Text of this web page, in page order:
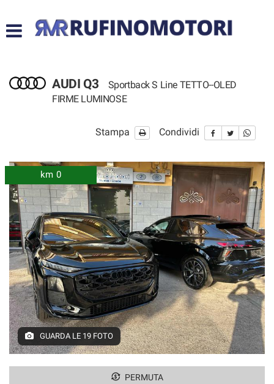
ACQUISTIAMO USATO
CONTATTI
AUDI Q3
Sportback S Line TETTO--OLED
FIRME LUMINOSE
Stampa Condividi
km 0
GUARDA LE 19 FOTO
PERMUTA